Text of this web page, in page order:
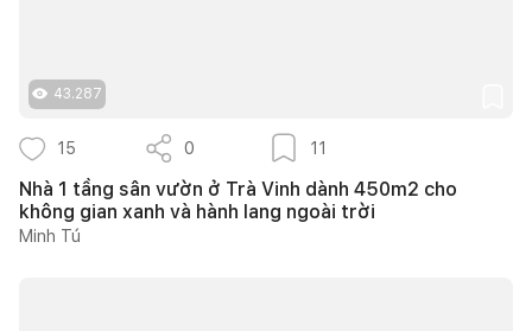
43.287
15 0 11
Nhà 1 tầng sân vườn ở Trà Vinh dành 450m2 cho
không gian xanh và hành lang ngoài trời
Minh Tú